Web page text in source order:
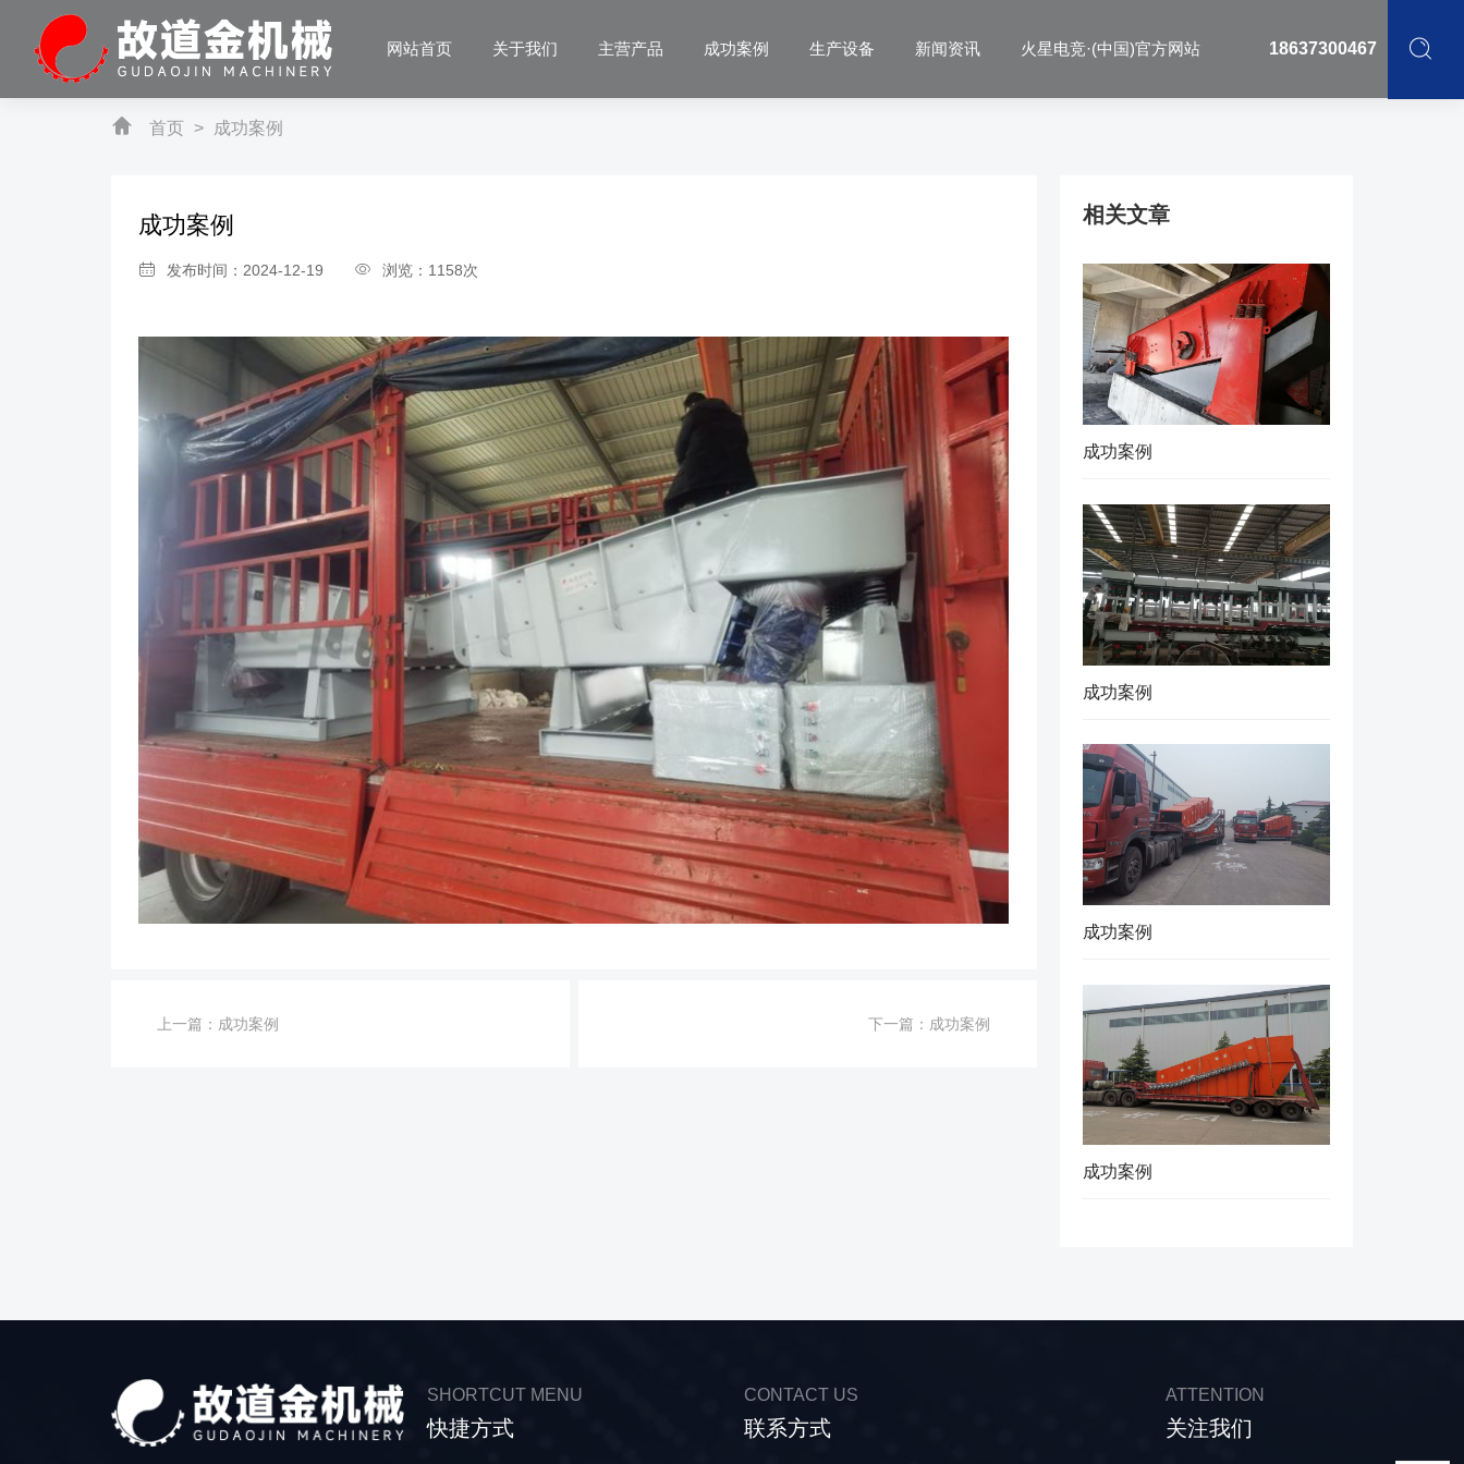
网站首页 关于我们 主营产品 成功案例 生产设备 新闻资讯 火星电竞·(中国)官方网站 18637300467
首页 > 成功案例
成功案例
发布时间：2024-12-19 浏览：1158次
上一篇： 成功案例 下一篇： 成功案例
相关文章
成功案例
成功案例
成功案例
成功案例
SHORTCUT MENU
快捷方式
CONTACT US
联系方式
ATTENTION
关注我们